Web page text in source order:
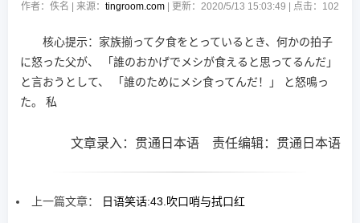
作者：佚名 | 来源： tingroom.com | 更新：2020/5/13 15:03:49 | 点击： 102
核心提示：家族揃って夕食をとっているとき、何かの拍子
に怒った父が、 「誰のおかげでメシが食えると思ってるんだ」
と言おうとして、 「誰のためにメシ食ってんだ！」 と怒鳴っ
た。 私
文章录入：贯通日本语 责任编辑：贯通日本语
上一篇文章： 日语笑话:43.吹口哨与拭口红